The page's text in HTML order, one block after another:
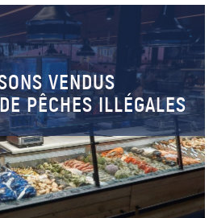
VENDUS
PÊCHES ILLÉGALES